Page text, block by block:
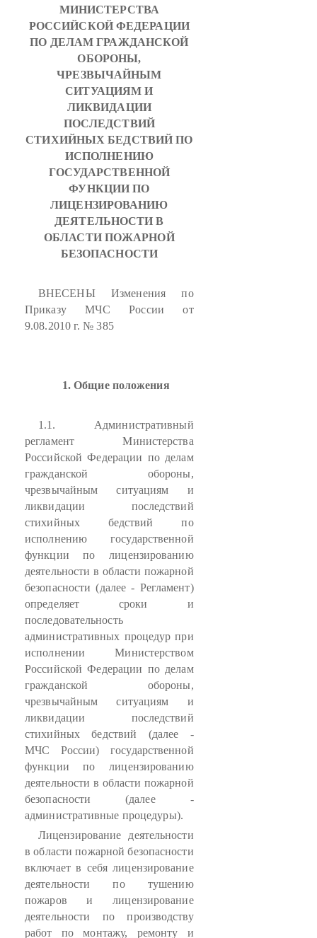
МИНИСТЕРСТВА
РОССИЙСКОЙ ФЕДЕРАЦИИ
ПО ДЕЛАМ ГРАЖДАНСКОЙ
ОБОРОНЫ,
ЧРЕЗВЫЧАЙНЫМ
СИТУАЦИЯМ И
ЛИКВИДАЦИИ
ПОСЛЕДСТВИЙ
СТИХИЙНЫХ БЕДСТВИЙ ПО
ИСПОЛНЕНИЮ
ГОСУДАРСТВЕННОЙ
ФУНКЦИИ ПО
ЛИЦЕНЗИРОВАНИЮ
ДЕЯТЕЛЬНОСТИ В
ОБЛАСТИ ПОЖАРНОЙ
БЕЗОПАСНОСТИ
ВНЕСЕНЫ Изменения по
Приказу МЧС России от
9.08.2010 г. № 385
1. Общие положения
1.1. Административный
регламент Министерства
Российской Федерации по делам
гражданской обороны,
чрезвычайным ситуациям и
ликвидации последствий
стихийных бедствий по
исполнению государственной
функции по лицензированию
деятельности в области пожарной
безопасности (далее - Регламент)
определяет сроки и
последовательность
административных процедур при
исполнении Министерством
Российской Федерации по делам
гражданской обороны,
чрезвычайным ситуациям и
ликвидации последствий
стихийных бедствий (далее -
МЧС России) государственной
функции по лицензированию
деятельности в области пожарной
безопасности (далее -
административные процедуры).
Лицензирование деятельности
в области пожарной безопасности
включает в себя лицензирование
деятельности по тушению
пожаров и лицензирование
деятельности по производству
работ по монтажу, ремонту и